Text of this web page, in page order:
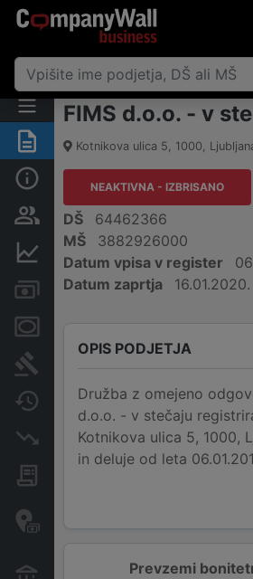
Povzetek
Odgovorne osebe in lastništvo
Računi in blokade
Zastavne pravice
Spremembe
Insolvenčni postopki
transakcije
Transakcije iz državnega
FIMS d.o.o. - v
Kotnikova ulica 5, 1000,
NEAKTIVNA - IZBRISANO
DŠ
64462366
MŠ
3882926000
Datum vpisa v register
Datum zaprtja
16.01.2020.
OPIS PODJETJA
Družba z omejeno
d.o.o. - v stečaju
Kotnikova ulica 5, 1000,
in deluje od leta
Prevzemi